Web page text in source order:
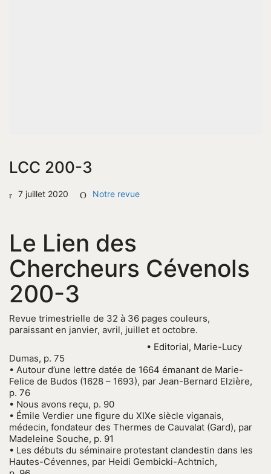
LCC 200-3
7 juillet 2020 Notre revue
Le Lien des
Chercheurs Cévenols
200-3
Revue trimestrielle de 32 à 36 pages couleurs,
paraissant en janvier, avril, juillet et octobre.
• Editorial, Marie-Lucy
Dumas, p. 75
• Autour d’une lettre datée de 1664 émanant de Marie-
Felice de Budos (1628 – 1693), par Jean-Bernard Elzière,
p. 76
• Nous avons reçu, p. 90
• Émile Verdier une figure du XIXe siècle viganais,
médecin, fondateur des Thermes de Cauvalat (Gard), par
Madeleine Souche, p. 91
• Les débuts du séminaire protestant clandestin dans les
Hautes-Cévennes, par Heidi Gembicki-Achtnich,